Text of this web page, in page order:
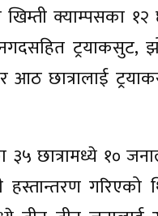
क्याम्पसका १२
ट्रयाकसुट,
आठ छात्रालाई
३५ छात्रामध्ये १०
हस्तान्तरण गरिएको